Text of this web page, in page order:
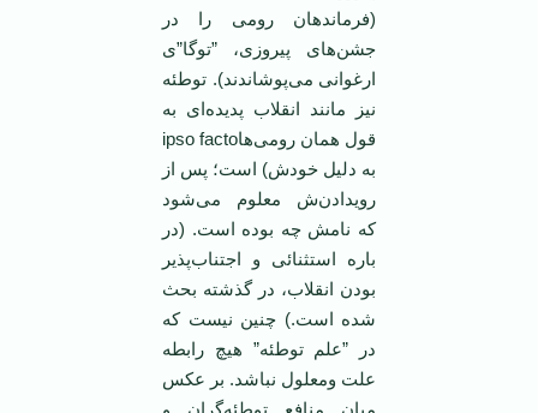
(فرماندهان رومی را در
جشن‌های پیروزی، ”توگا”ی
ارغوانی می‌پوشاندند). توطئه
نیز مانند انقلاب پدیده‌ای به
قول همان رومی‌ها‏ipso facto
به دلیل خودش) است؛ پس ‏از
رویدادن‌ش معلوم می‌شود
كه نامش چه بوده است. (در
باره استثنائی و اجتناب‌پذیر
بودن انقلاب، در گذشته بحث
شده است.) چنین نیست كه
در ”علم توطئه” هیچ رابطه
علت ومعلول نباشد. بر عكس
میان منافع توطئه‌گران و